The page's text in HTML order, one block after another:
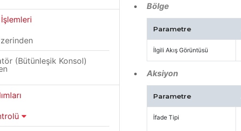
(Bütünleşik Konsol)
Bölge
Parametre
İlgili Akış Görüntüsü
Aksiyon
Parametre
İfade Tipi